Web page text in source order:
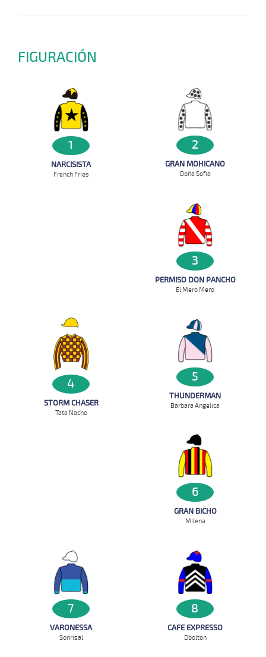
FIGURACIÓN
1
NARCISISTA
French Fries
2
GRAN MOHICANO
Doña Sofia
3
PERMISO DON PANCHO
El Mero Mero
4
STORM CHASER
Tata Nacho
5
THUNDERMAN
Barbara Angelica
6
GRAN BICHO
Milena
7
VARONESSA
Sonrisal
8
CAFE EXPRESSO
D`bolton